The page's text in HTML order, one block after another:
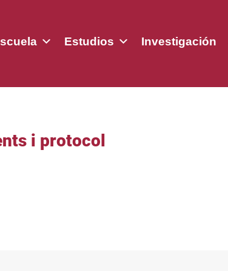
Estudios Investigación
i protocol